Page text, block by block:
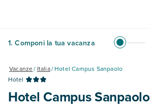
1. Componi la tua vacanza
Vacanze/ Italia/Hotel Campus Sanpaolo
Hotel
Hotel Campus Sanpaolo